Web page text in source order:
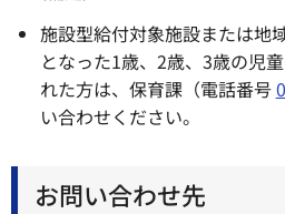
施設型給付対象施設または地
となった1歳、2歳、3歳の児
れた方は、保育課（電話番号
い合わせください。
お問い合わせ先